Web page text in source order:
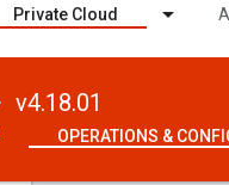
Private Cloud
v4.18.01
OPERATIONS &